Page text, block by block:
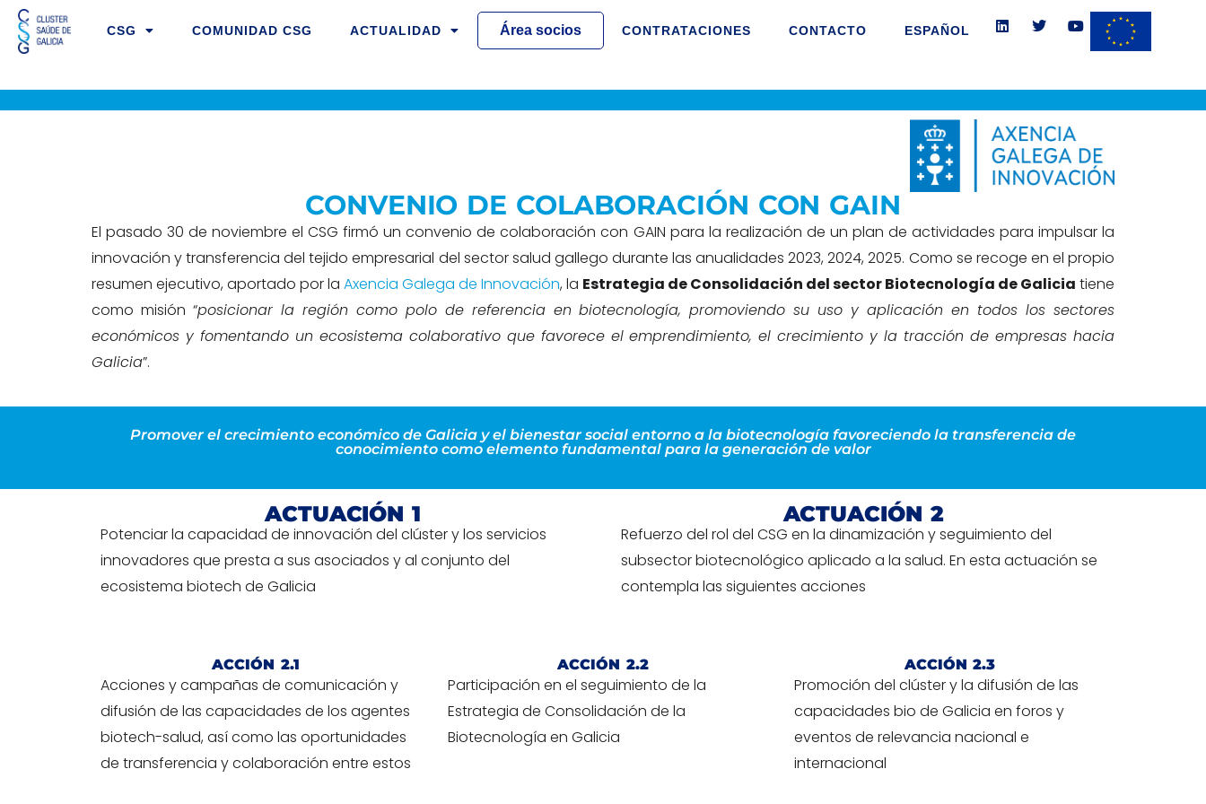
CSG COMUNIDAD CSG ACTUALIDAD Área socios CONTRATACIONES CONTACTO ESPAÑOL
L
i
d
T
w
e
Y
o
b
CONVENIO DE COLABORACIÓN CON GAIN
El pasado 30 de noviembre el CSG firmó un convenio de colaboración con GAIN para la realización de un plan de actividades para impulsar la
innovación y transferencia del tejido empresarial del sector salud gallego durante las anualidades 2023, 2024, 2025. Como se recoge en el propio
resumen ejecutivo, aportado por la Axencia Galega de Innovación, la Estrategia de Consolidación del sector Biotecnología de Galicia tiene
como misión “posicionar la región como polo de referencia en biotecnología, promoviendo su uso y aplicación en todos los sectores
económicos y fomentando un ecosistema colaborativo que favorece el emprendimiento, el crecimiento y la tracción de empresas hacia
Galicia”.
Promover el crecimiento económico de Galicia y el bienestar social entorno a la biotecnología favoreciendo la transferencia de
conocimiento como elemento fundamental para la generación de valor
ACTUACIÓN 1
Potenciar la capacidad de innovación del clúster y los servicios
innovadores que presta a sus asociados y al conjunto del
ecosistema biotech de Galicia
ACTUACIÓN 2
Refuerzo del rol del CSG en la dinamización y seguimiento del
subsector biotecnológico aplicado a la salud. En esta actuación se
contempla las siguientes acciones
ACCIÓN 2.1
Acciones y campañas de comunicación y
difusión de las capacidades de los agentes
biotech-salud, así como las oportunidades
de transferencia y colaboración entre estos
ACCIÓN 2.2
Participación en el seguimiento de la
Estrategia de Consolidación de la
Biotecnología en Galicia
ACCIÓN 2.3
Promoción del clúster y la difusión de las
capacidades bio de Galicia en foros y
eventos de relevancia nacional e
internacional